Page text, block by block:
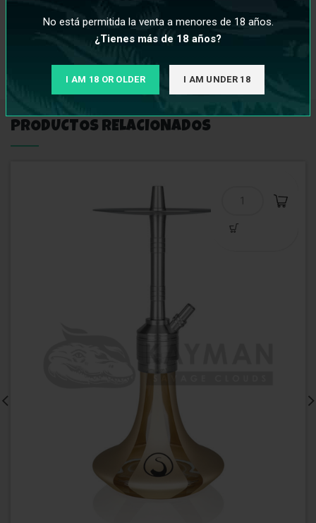
No está permitida la venta a menores de 18 años.
¿Tienes más de 18 años?
I AM 18 OR OLDER I AM UNDER 18
Gomas de ajuste
¡NO INCLUYE BASE!
PRODUCTOS RELACIONADOS